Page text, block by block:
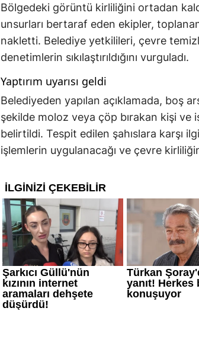
Bölgedeki görüntü kirliliğini ortadan
unsurları bertaraf eden ekipler,
nakletti. Belediye yetkilileri, çevre
denetimlerin sıkılaştırıldığını vurguladı.
Yaptırım uyarısı geldi
Belediyeden yapılan açıklamada, boş
şekilde moloz veya çöp bırakan kişi ve
belirtildi. Tespit edilen şahıslara karşı
işlemlerin uygulanacağı ve çevre